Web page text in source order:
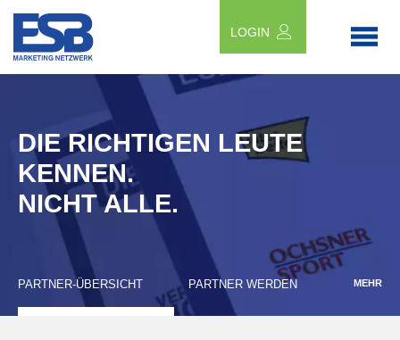
LOGIN
DIE RICHTIGEN LEUTE
KENNEN.
NICHT ALLE.
PARTNER-ÜBERSICHT PARTNER WERDEN MEHR